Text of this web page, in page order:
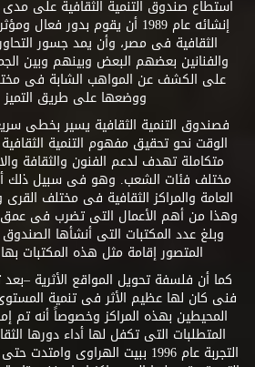
استطاع صندوق التنمية الثقافية على
إنشائه عام 1989 أن يقوم بدور
الثقافية فى مصر، وأن يمد جسور
والفنانين بعضهم البعض وبينهم وبين
على الكشف عن المواهب الشابة فى
ووضعها على طريق التميز
فصندوق التنمية الثقافية يسير بخطى
الوقت نحو تحقيق مفهوم التنمية
متكاملة تهدف لدعم الفنون والثقافة
مختلف فئات الشعب. وهو فى سبيل ذلك
العامة والمراكز الثقافية فى مختلف القرى
وهذا من أهم الأعمال التى تضرب فى عمق
وبلغ عدد المكتبات التى أنشأها
المتصور إقامة مثل هذه المكتبات بها
كما أن فلسفة تحويل المواقع الأثرية –بعد
فنى كان لها عظيم الأثر فى تنمية
المحيطين بهذه المراكز وخصوصاً أنه تم
المتطلبات التى تكفل لها أداء دورها
التجربة عام 1996 ببيت الهراوى